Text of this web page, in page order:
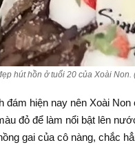
hút hồn ở tuổi 20 của Xoài
đám hiện nay nên Xoài
đỏ để làm nổi bật lên
gai của cô nàng, chắc